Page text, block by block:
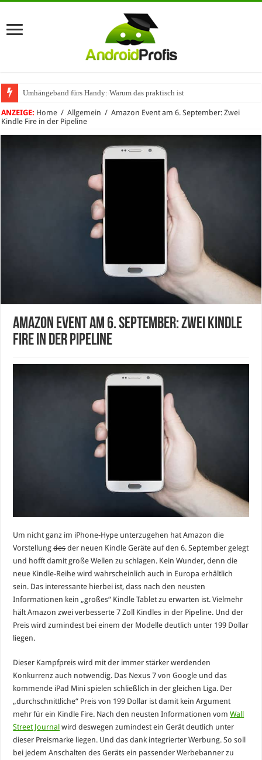
Umhängeband fürs Handy: Warum das praktisch ist
ANZEIGE: Home / Allgemein / Amazon Event am 6. September: Zwei
Kindle Fire in der Pipeline
Amazon Event am 6. September: Zwei Kindle
Fire in der Pipeline
Um nicht ganz im iPhone-Hype unterzugehen hat Amazon die
Vorstellungdesder neuen Kindle Geräte auf den 6. September gelegt
und hofft damit große Wellen zu schlagen. Kein Wunder, denn die
neue Kindle-Reihe wird wahrscheinlich auch in Europa erhältlich
sein. Das interessante hierbei ist, dass nach den neusten
Informationen kein „großes“ Kindle Tablet zu erwarten ist. Vielmehr
hält Amazon zwei verbesserte 7 Zoll Kindles in der Pipeline. Und der
Preis wird zumindest bei einem der Modelle deutlich unter 199 Dollar
liegen.
Dieser Kampfpreis wird mit der immer stärker werdenden
Konkurrenz auch notwendig. Das Nexus 7 von Google und das
kommende iPad Mini spielen schließlich in der gleichen Liga. Der
„durchschnittliche“ Preis von 199 Dollar ist damit kein Argument
mehr für ein Kindle Fire. Nach den neusten Informationen vomWall
Street Journal wird deswegen zumindest ein Gerät deutlich unter
dieser Preismarke liegen. Und das dank integrierter Werbung. So soll
bei jedem Anschalten des Geräts ein passender Werbebanner zu